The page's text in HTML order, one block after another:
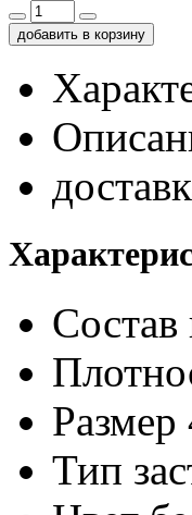
добавить в корзину
Состав
Размер
Тип